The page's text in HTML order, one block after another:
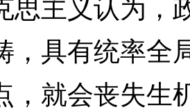
，具有统率全
，就会丧失生